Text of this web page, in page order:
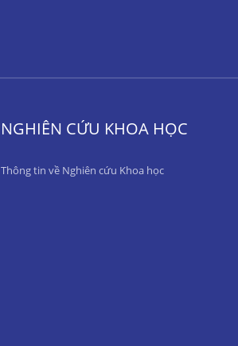
NGHIÊN CỨU KHOA HỌC
Thông tin về Nghiên cứu Khoa học